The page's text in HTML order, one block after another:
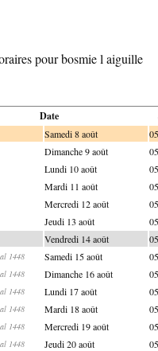
pour bosmie l aiguille
Date
Samedi 8 août
Dimanche 9 août
Lundi 10 août
Mardi 11 août
Mercredi 12 août
Jeudi 13 août
Vendredi 14 août
1448 Samedi 15 août
1448 Dimanche 16 août
1448 Lundi 17 août
1448 Mardi 18 août
1448 Mercredi 19 août
1448 Jeudi 20 août